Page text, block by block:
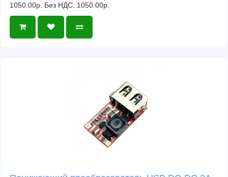
1050.00р. Без НДС: 1050.00р.